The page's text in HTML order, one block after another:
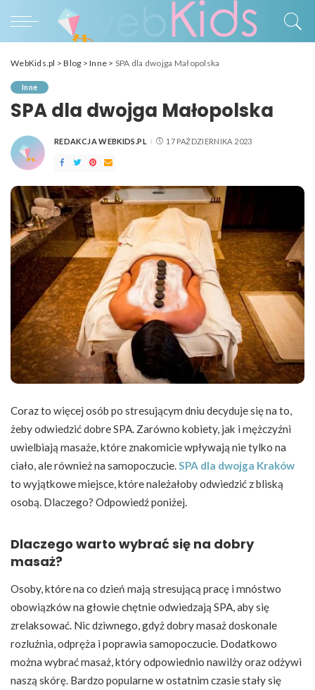
WebKids.pl >Blog >Inne > SPA dla dwojga Małopolska
Inne
SPA dla dwojga Małopolska
POSTED
REDAKCJA WEBKIDS.PL 17 PAŹDZIERNIKA 2023
Coraz to więcej osób po stresującym dniu decyduje się na to,
żeby odwiedzić dobre SPA. Zarówno kobiety, jak i mężczyźni
uwielbiają masaże, które znakomicie wpływają nie tylko na
ciało, ale również na samopoczucie.SPA dla dwojga Kraków
to wyjątkowe miejsce, które należałoby odwiedzić z bliską
osobą. Dlaczego? Odpowiedź poniżej.
Dlaczego warto wybrać się na dobry
masaż?
Osoby, które na co dzień mają stresującą pracę i mnóstwo
obowiązków na głowie chętnie odwiedzają SPA, aby się
zrelaksować. Nic dziwnego, gdyż dobry masaż doskonale
rozluźnia, odpręża i poprawia samopoczucie. Dodatkowo
można wybrać masaż, który odpowiednio nawilży oraz odżywi
naszą skórę. Bardzo popularne w ostatnim czasie stały się